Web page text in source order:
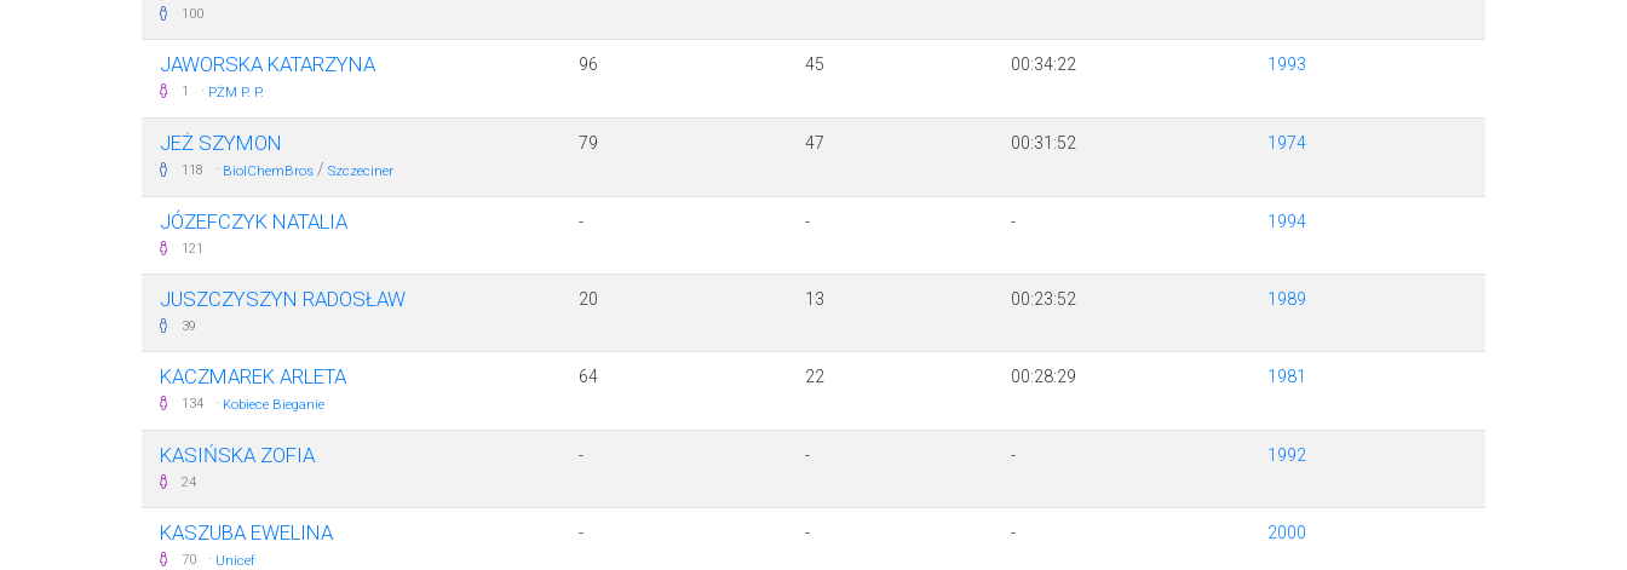
100
JAWORSKA KATARZYNA
1 · PŻM P. P.
96 45 00:34:22 1993
JEŻ SZYMON
118 · BiolChemBros / Szczeciner
79 47 00:31:52 1974
JÓZEFCZYK NATALIA
121
- - - 1994
JUSZCZYSZYN RADOSŁAW
39
20 13 00:23:52 1989
KACZMAREK ARLETA
134 · Kobiece Bieganie
64 22 00:28:29 1981
KASIŃSKA ZOFIA
24
- - - 1992
KASZUBA EWELINA
70 · Unicef
- - - 2000